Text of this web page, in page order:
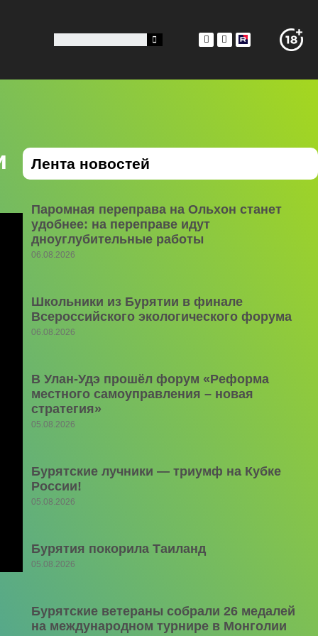
Лента новостей
Паромная переправа на Ольхон станет
удобнее: на переправе идут
дноуглубительные работы
06.08.2026
Школьники из Бурятии в финале
Всероссийского экологического форума
06.08.2026
В Улан-Удэ прошёл форум «Реформа
местного самоуправления – новая
стратегия»
05.08.2026
Бурятские лучники — триумф на Кубке
России!
05.08.2026
Бурятия покорила Таиланд
05.08.2026
Бурятские ветераны собрали 26 медалей
на международном турнире в Монголии